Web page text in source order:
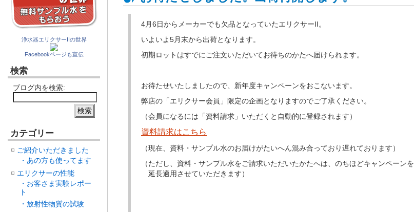
4月6日からメーカーでも欠品となっていたエリクサーII。
いよいよ5月末から出荷となります。
初期ロットはすでにご注文いただいてお待ちのかたへ届けられます。
お待たせいたしましたので、新年度キャンペーンをおこないます。
弊店の「エリクサー会員」限定の企画となりますのでご了承ください。
（会員になるには「資料請求」いただくと自動的に登録されます）
資料請求はこちら
（現在、資料・サンプル水のお届けがたいへん混み合っており遅れております）
（ただし、資料・サンプル水をご請求いただいたかたへは、のちほどキャンペーンを
延長適用させていただきます）
浄水器エリクサーIIの世界
Facebookページも宣伝
検索
ブログ内を検索:
カテゴリー
ご紹介いただきました
・あの方も使ってます
エリクサーの性能
・お客さま実験レポー
ト
・放射性物質の試験